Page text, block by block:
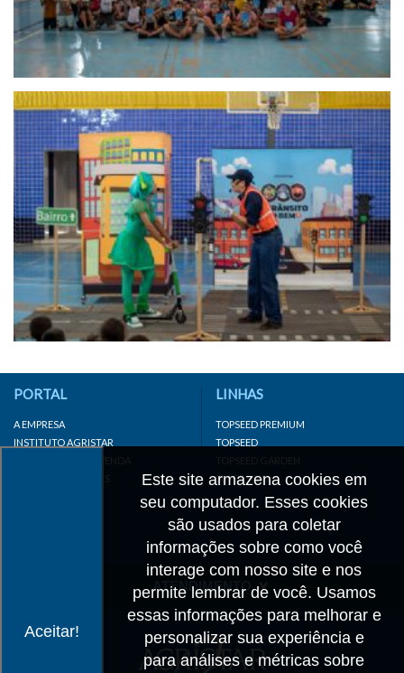
Aceitar!
Este site armazena cookies em
seu computador. Esses cookies
são usados para coletar
informações sobre como você
interage com nosso site e nos
permite lembrar de você. Usamos
essas informações para melhorar e
personalizar sua experiência e
para análises e métricas sobre
PORTAL
A EMPRESA
INSTITUTO AGRISTAR
DISTRIBUIDOR/REVENDA
LINKS IMPORTANTES
LINHAS
TOPSEED PREMIUM
TOPSEED
TOPSEED GARDEN
SUPERSEED
ATENDIMENTO
CONTATO